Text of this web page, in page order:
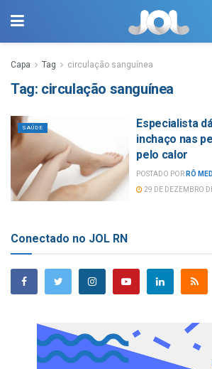
Capa Tag circulação sanguínea
Tag: circulação sanguínea
SAÚDE
Especialista
inchaço nas
pelo calor
POSTADO POR RÔ
29 DE DEZEMBRO
Conectado no JOL RN